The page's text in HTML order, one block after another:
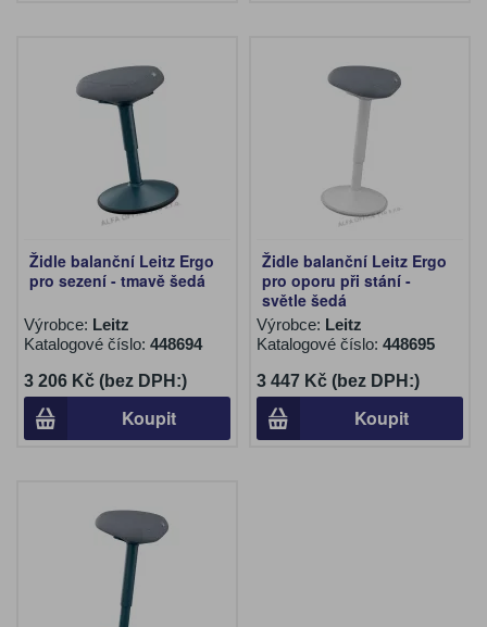
Židle balanční Leitz Ergo
pro sezení - tmavě šedá
Výrobce: Leitz
Katalogové číslo: 448694
3 206 Kč (bez DPH:)
Koupit
Židle balanční Leitz Ergo
pro oporu při stání -
světle šedá
Výrobce: Leitz
Katalogové číslo: 448695
3 447 Kč (bez DPH:)
Koupit